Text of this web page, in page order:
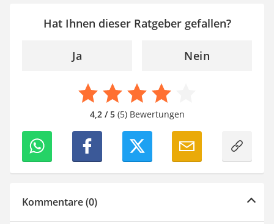
Hat Ihnen dieser Ratgeber gefallen?
Ja Nein
4,2 / 5(5) Bewertungen
Kommentare (0)